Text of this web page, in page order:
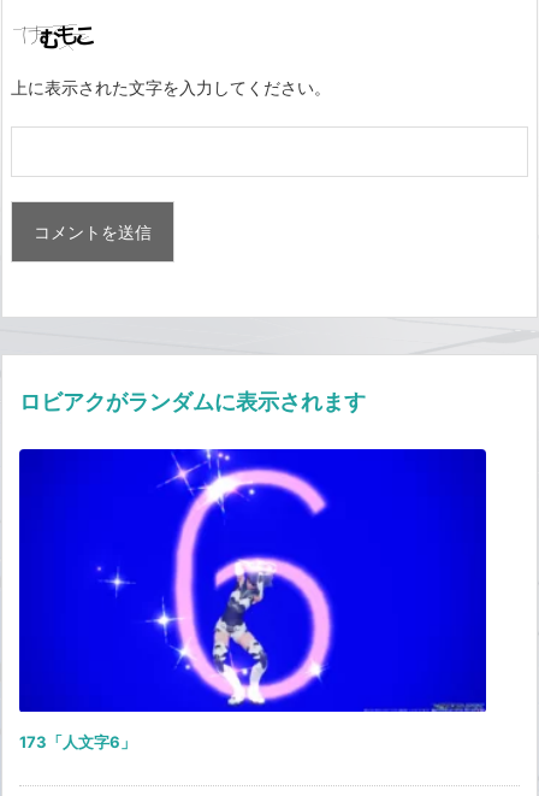
上に表示された文字を入力してください。
ロビアクがランダムに表示されます
173「人文字6」